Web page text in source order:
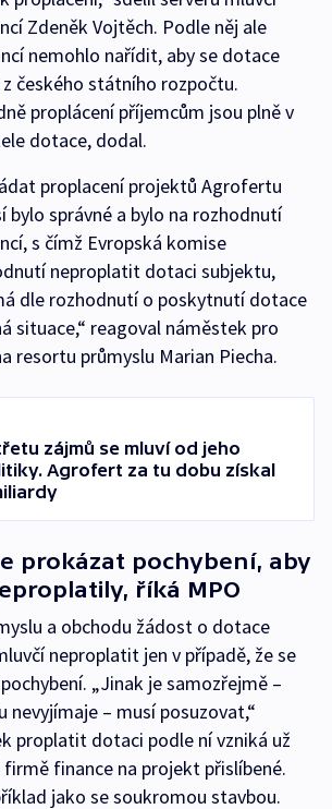
Zdeněk Vojtěch. Podle něj ale
nemohlo nařídit, aby se dotace
českého státního rozpočtu.
proplácení příjemcům jsou plně v
dotace, dodal.
proplacení projektů Agrofertu
bylo správné a bylo na rozhodnutí
s čímž Evropská komise
neproplatit dotaci subjektu,
dle rozhodnutí o poskytnutí dotace
situace,“ reagoval náměstek pro
resortu průmyslu Marian Piecha.
zájmů se mluví od jeho
Agrofert za tu dobu získal
prokázat pochybení, aby
říká MPO
a obchodu žádost o dotace
neproplatit jen v případě, že se
„Jinak je samozřejmě –
– musí posuzovat,“
proplatit dotaci podle ní vzniká už
finance na projekt přislíbené.
jako se soukromou stavbou.